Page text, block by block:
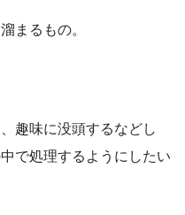
まるもの。
趣味に没頭するなどし
で処理するようにしたい